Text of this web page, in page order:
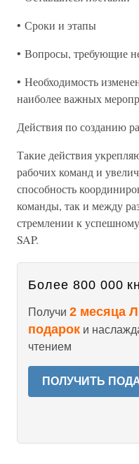
• Сроки и этапы
• Вопросы, требующие
• Необходимость
наиболее важных
Действия по созданию
Такие действия
рабочих команд и
способность
команды, так и между
стремлении к
SAP.
Более 800 000
Получи 2 месяца
подарок и
чтением
ПОЛУЧИТЬ